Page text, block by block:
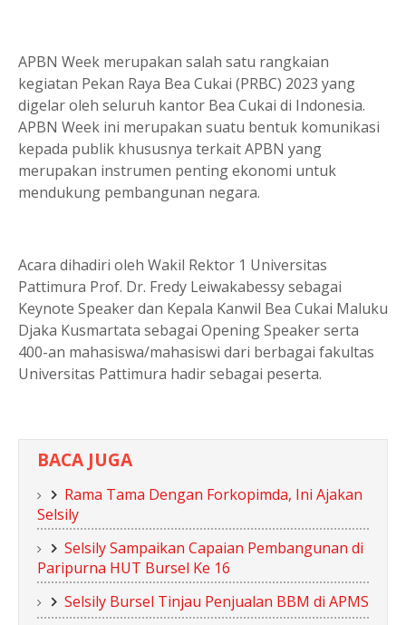
APBN Week merupakan salah satu rangkaian
kegiatan Pekan Raya Bea Cukai (PRBC) 2023 yang
digelar oleh seluruh kantor Bea Cukai di Indonesia.
APBN Week ini merupakan suatu bentuk komunikasi
kepada publik khususnya terkait APBN yang
merupakan instrumen penting ekonomi untuk
mendukung pembangunan negara.
Acara dihadiri oleh Wakil Rektor 1 Universitas
Pattimura Prof. Dr. Fredy Leiwakabessy sebagai
Keynote Speaker dan Kepala Kanwil Bea Cukai Maluku
Djaka Kusmartata sebagai Opening Speaker serta
400-an mahasiswa/mahasiswi dari berbagai fakultas
Universitas Pattimura hadir sebagai peserta.
BACA JUGA
Rama Tama Dengan Forkopimda, Ini Ajakan
Selsily
Selsily Sampaikan Capaian Pembangunan di
Paripurna HUT Bursel Ke 16
Selsily Bursel Tinjau Penjualan BBM di APMS